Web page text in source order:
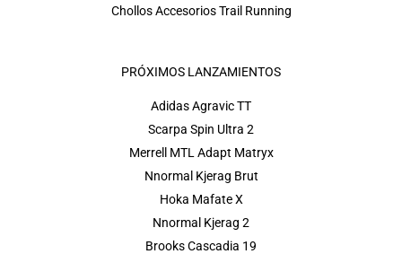
Chollos Accesorios Trail Running
PRÓXIMOS LANZAMIENTOS
Adidas Agravic TT
Scarpa Spin Ultra 2
Merrell MTL Adapt Matryx
Nnormal Kjerag Brut
Hoka Mafate X
Nnormal Kjerag 2
Brooks Cascadia 19